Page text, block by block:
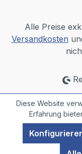
Alle Preise
Versandkosten
Diese Website
Erfahrung